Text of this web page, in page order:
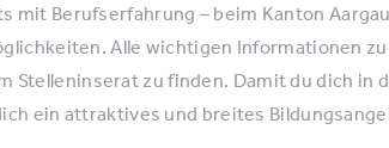
mit Berufserfahrung – beim Kanton
Alle wichtigen Informationen
Stelleninserat zu finden. Damit du dich in
ein attraktives und breites